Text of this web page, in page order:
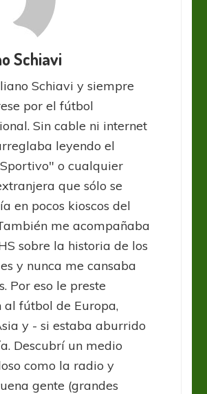
Schiavi
Schiavi y siempre
por el fútbol
Sin cable ni internet
leyendo el
o cualquier
que sólo se
en pocos kioscos del
me acompañaba
sobre la historia de los
y nunca me cansaba
Por eso le preste
al fútbol de Europa,
y - si estaba aburrido
Descubrí un medio
como la radio y
gente (grandes